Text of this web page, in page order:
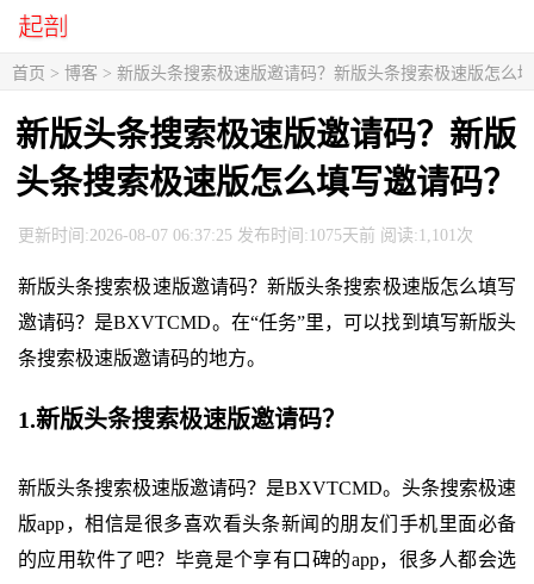
首页 > 博客 > 新版头条搜索极速版邀请码？新版头条搜索极速版怎么
新版头条搜索极速版邀请码？新版
头条搜索极速版怎么填写邀请码？
更新时间:2026-08-07 06:37:25 发布时间:1075天前 阅读:1,101次
新版头条搜索极速版邀请码？新版头条搜索极速版怎么填写
邀请码？是BXVTCMD。在“任务”里，可以找到填写新版头
条搜索极速版邀请码的地方。
1.新版头条搜索极速版邀请码？
新版头条搜索极速版邀请码？是BXVTCMD。头条搜索极速
版app，相信是很多喜欢看头条新闻的朋友们手机里面必备
的应用软件了吧？毕竟是个享有口碑的app，很多人都会选